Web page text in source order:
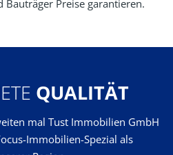
Bauträger Preise garantieren.
QUALITÄT
mal Tust Immobilien GmbH
Immobilien-Spezial als